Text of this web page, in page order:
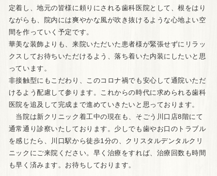
定着し、地元の皆様に頼りにされる歯科医院として、根をはり
ながらも、
院内には爽やかな風が吹き抜けるような心地よい空
間を作っていく 予定です。
華美な装飾よりも、 来院いただいた患者様が緊張せずにリラッ
クスしてお待ちいただけるよう、落ち着いた内装にしたいと思
っています。
非接触型にもこだわり、
このコロナ禍でも安心して通院いただ
けるよう配慮して参ります。
これからの時代に求められる歯科
医院を追及して完成まで進めていきたいと思っております。
当院は新クリニック着工中の現在も、そごう川口店8階にて
通常通り診察いたしております。 少しでも歯やお口のトラブル
を感じたら、川口駅から徒歩1分の、 クリスタルデンタルクリ
ニックにご来院ください。 早く治療をすれば、治療回数も時間
も早く済みます。 お待ちしております。